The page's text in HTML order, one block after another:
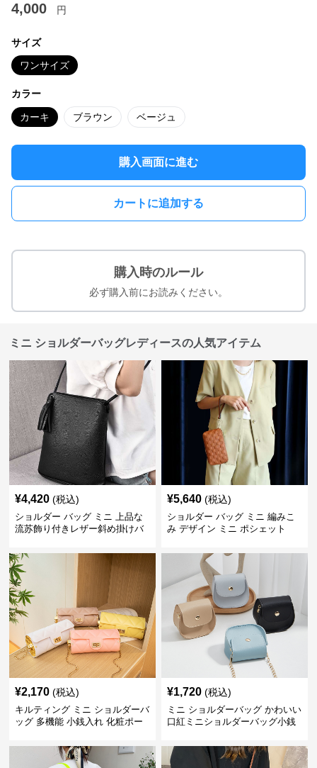
4,000 円
サイズ
ワンサイズ
カラー
カーキ ブラウン ベージュ
購入画面に進む
カートに追加する
購入時のルール
必ず購入前にお読みください。
ミニ ショルダーバッグレディースの人気アイテム
¥4,420 (税込)
ショルダー バッグ ミニ 上品な
流苏飾り付きレザー斜め掛けバ
¥5,640 (税込)
ショルダー バッグ ミニ 編みこ
み デザイン ミニ ポシェット
¥2,170 (税込)
キルティング ミニ ショルダーバ
ッグ 多機能 小銭入れ 化粧ポー
¥1,720 (税込)
ミニ ショルダーバッグ かわいい
口紅ミニショルダーバッグ小銭